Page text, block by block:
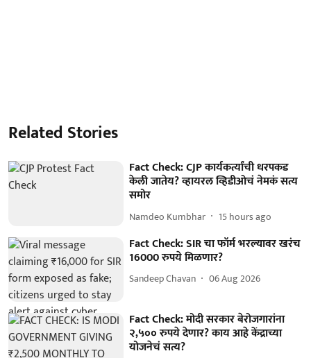
Related Stories
Fact Check: CJP कार्यकर्त्यांची धरपकड
केली जातेय? व्हायरल व्हिडीओचं नेमकं सत्य
समोर
Namdeo Kumbhar 15 hours ago
Fact Check: SIR चा फॉर्म भरल्यावर खरंच
16000 रुपये मिळणार?
Sandeep Chavan 06 Aug 2026
Fact Check: मोदी सरकार बेरोजगारांना
२,५०० रुपये देणार? काय आहे केंद्राच्या
योजनेचं सत्य?